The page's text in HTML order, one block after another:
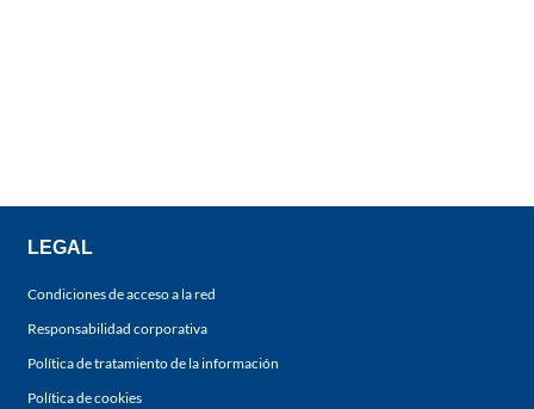
LEGAL
Condiciones de acceso a la red
Responsabilidad corporativa
Política de tratamiento de la información
Política de cookies